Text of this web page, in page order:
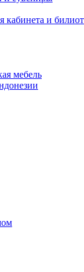
кабинета и
мебель